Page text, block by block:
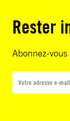
Rester
Abonnez-